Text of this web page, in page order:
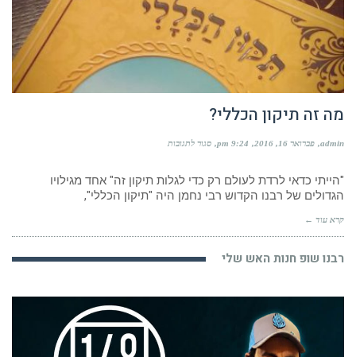
מה זה תיקון הכללי?
admin פברואר 16, 2016 9:24 pm סגור לתגובות
תיקון
הכללי?
"הייתי כדאי לרדת לעולם רק כדי לגלות תיקון זה" אחד מגילויו
הגדולים של רבנו הקדוש רבי נחמן היה "תיקון הכללי",
קרא עוד ←
רבנו שופ חנות האש שלי